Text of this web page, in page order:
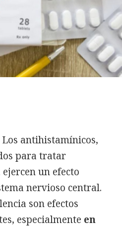
Los antihistamínicos,
para tratar
un efecto
nervioso central.
son efectos
especialmente en